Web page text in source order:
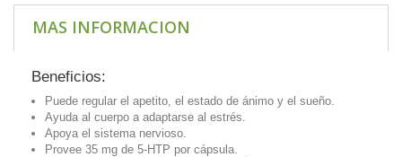
MAS INFORMACION
Beneficios:
Puede regular el apetito, el estado de ánimo y el sueño.
Ayuda al cuerpo a adaptarse al estrés.
Apoya el sistema nervioso.
Provee 35 mg de 5-HTP por cápsula.